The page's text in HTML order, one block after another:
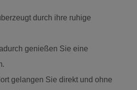
durch ihre ruhige
genießen Sie eine
gelangen Sie direkt und ohne